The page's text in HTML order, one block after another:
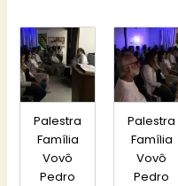
Palestra
Família
Vovô
Pedro
Palestra
Família
Vovô
Pedro